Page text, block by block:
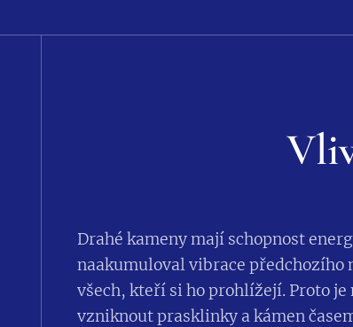
Drahé kameny mají schopnost
naakumuloval vibrace předchozího
všech, kteří si ho prohlížejí. Proto
vzniknout prasklinky a kámen